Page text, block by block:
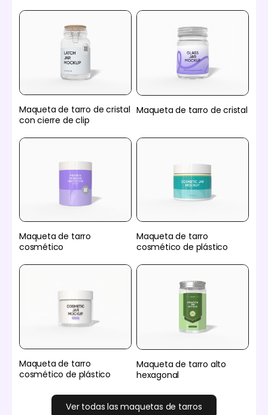
Maqueta de tarro de cristal
con cierre de clip
Maqueta de tarro de cristal
Maqueta de tarro
cosmético
Maqueta de tarro
cosmético de plástico
Maqueta de tarro
cosmético de plástico
Maqueta de tarro alto
hexagonal
Ver todas las maquetas de tarros